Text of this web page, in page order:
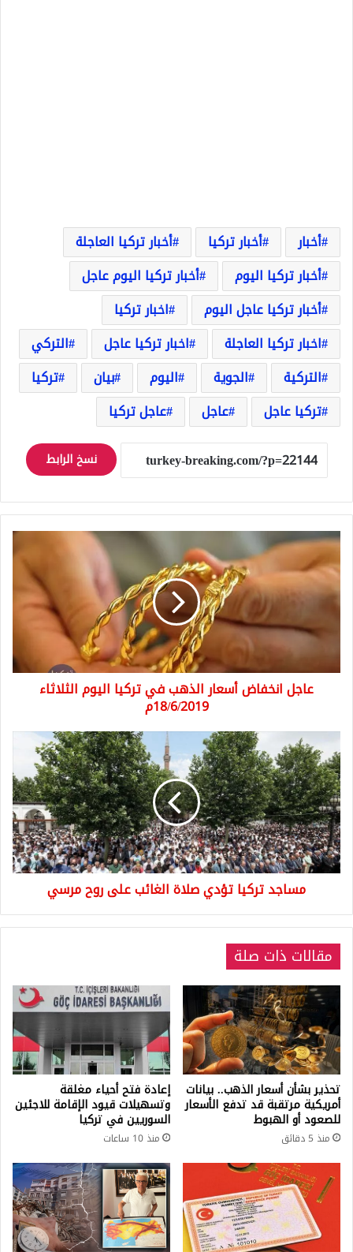
أخبار أخبار تركيا
أخبار تركيا العاجلة
أخبار تركيا اليوم
أخبار تركيا اليوم عاجل
أخبار تركيا عاجل اليوم
اخبار تركيا
اخبار تركيا العاجلة
اخبار تركيا عاجل
التركي
التركية
الجوية اليوم بيان
تركيا
تركيا عاجل
عاجل عاجل تركيا
نسخ الرابط
عاجل
انخفاض
أسعار
الذهب
في
اليوم
الثلاثاء
18/6/2019م
عاجل انخفاض أسعار الذهب في تركيا اليوم الثلاثاء
18/6/2019م
مساجد
تركيا
تؤدي
صلاة
الغائب
على
روح
مرسي
مساجد تركيا تؤدي صلاة الغائب على روح مرسي
مقالات ذات صلة
تحذير بشأن أسعار الذهب.. بيانات
أمريكية مرتقبة قد تدفع الأسعار
للصعود أو الهبوط
منذ 5 دقائق
إعادة فتح أحياء مغلقة
وتسهيلات قيود الإقامة للاجئين
السوريين في تركيا
منذ 10 ساعات